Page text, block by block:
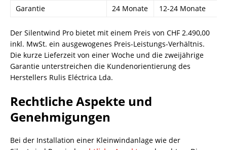
Garantie
24 Monate 12-24 Monate
Der Silentwind Pro bietet mit einem Preis von CHF 2.490,00
inkl. MwSt. ein ausgewogenes Preis-Leistungs-Verhältnis.
Die kurze Lieferzeit von einer Woche und die zweijährige
Garantie unterstreichen die Kundenorientierung des
Herstellers Rulis Eléctrica Lda.
Rechtliche Aspekte und
Genehmigungen
Bei der Installation einer Kleinwindanlage wie der